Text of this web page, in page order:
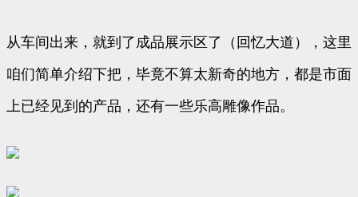
从车间出来，就到了成品展示区了（回忆大道），这里
咱们简单介绍下把，毕竟不算太新奇的地方，都是市面
上已经见到的产品，还有一些乐高雕像作品。